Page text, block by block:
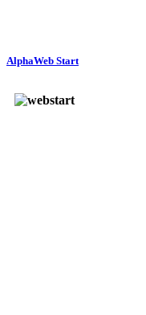
AlphaWeb Start